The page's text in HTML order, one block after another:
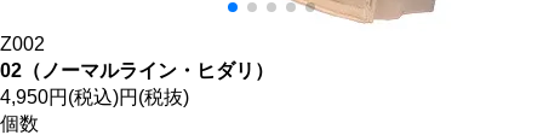
Z002
02（ノーマルライン・ヒダリ）
4,950円(税込)円(税抜)
個数